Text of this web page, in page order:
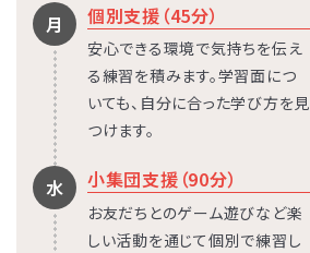
月 個別支援（45分）
安心できる環境で気持ちを伝え
る練習を積みます。学習面につ
いても、自分に合った学び方を見
つけます。
水 小集団支援（90分）
お友だちとのゲーム遊びなど楽
しい活動を通じて個別で練習し